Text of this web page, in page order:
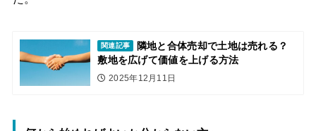
関連記事
隣地と合体売却で土地は売れる？
敷地を広げて価値を上げる方法
2025年12月11日